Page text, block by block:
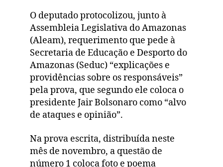
O deputado protocolizou, junto à
Assembleia Legislativa do Amazonas
(Aleam), requerimento que pede à
Secretaria de Educação e Desporto do
Amazonas (Seduc) “explicações e
providências sobre os responsáveis”
pela prova, que segundo ele coloca o
presidente Jair Bolsonaro como “alvo
de ataques e opinião”.
Na prova escrita, distribuída neste
mês de novembro, a questão de
número 1 coloca foto e poema